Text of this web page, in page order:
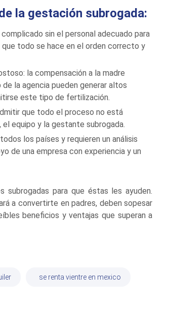
la gestación subrogada:
sin el personal adecuado para
todo se hace en el orden correcto y
la compensación a la madre
la agencia pueden generar altos
este tipo de fertilización.
que todo el proceso no está
equipo y la gestante subrogada.
los países y requieren un análisis
de una empresa con experiencia y un
subrogadas para que éstas les ayuden.
a convertirte en padres, deben sopesar
beneficios y ventajas que superan a
se renta vientre en mexico